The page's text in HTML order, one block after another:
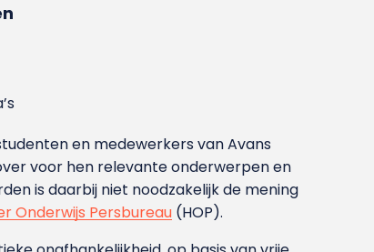
en medewerkers van Avans
voor hen relevante onderwerpen en
is daarbij niet noodzakelijk de mening
Onderwijs Persbureau (HOP).